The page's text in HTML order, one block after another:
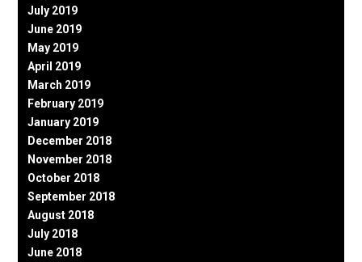
July 2019
June 2019
May 2019
April 2019
March 2019
February 2019
January 2019
December 2018
November 2018
October 2018
September 2018
August 2018
July 2018
June 2018